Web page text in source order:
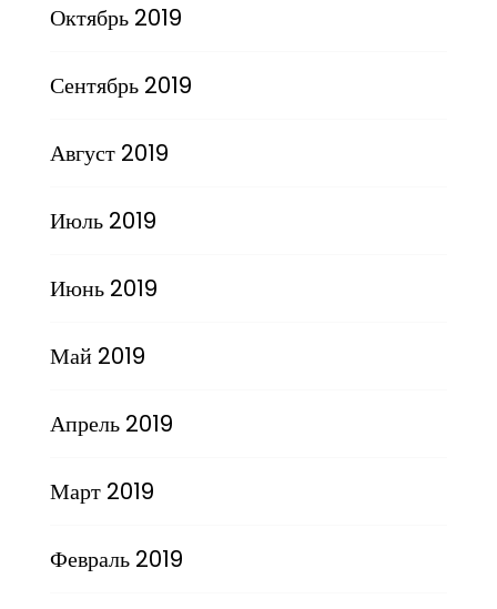
Октябрь 2019
Сентябрь 2019
Август 2019
Июль 2019
Июнь 2019
Май 2019
Апрель 2019
Март 2019
Февраль 2019